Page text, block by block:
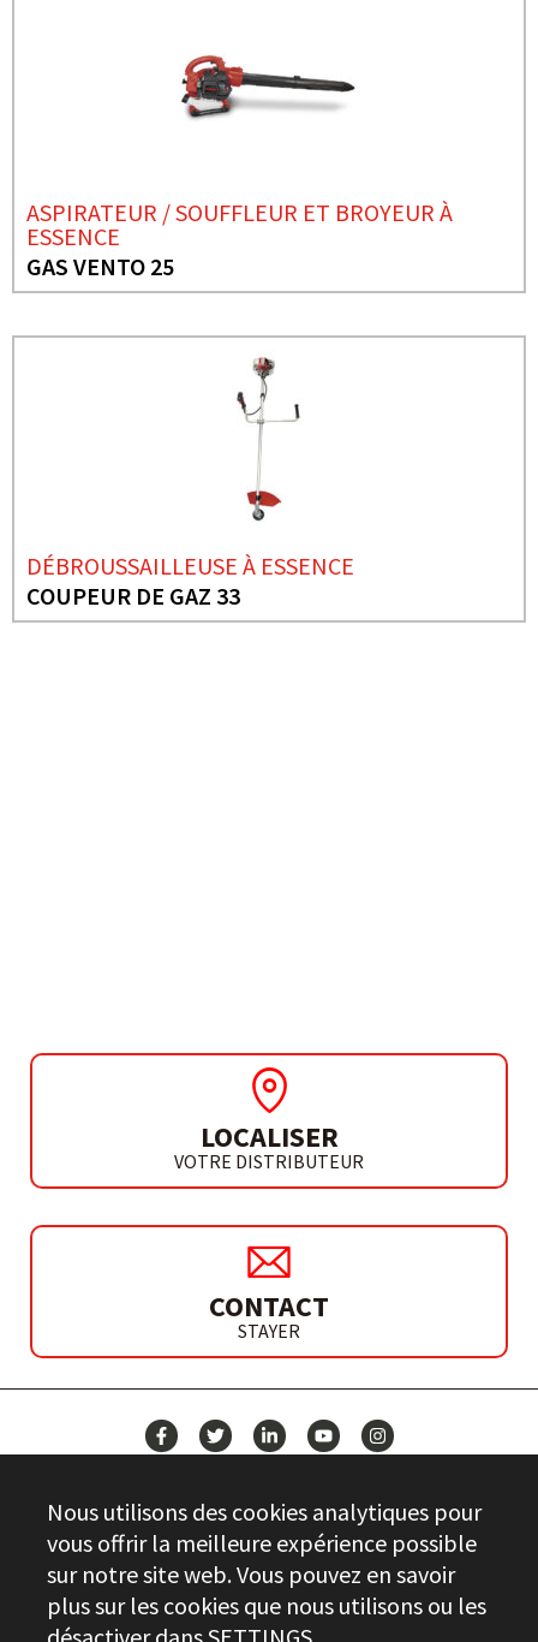
ASPIRATEUR / SOUFFLEUR ET BROYEUR À
ESSENCE
GAS VENTO 25
DÉBROUSSAILLEUSE À ESSENCE
COUPEUR DE GAZ 33
LOCALISER
VOTRE DISTRIBUTEUR
CONTACT
STAYER
CONTACT
Stayer.es © 2026
Nous utilisons des cookies analytiques pour
vous offrir la meilleure expérience possible
sur notre site web. Vous pouvez en savoir
plus sur les cookies que nous utilisons ou les